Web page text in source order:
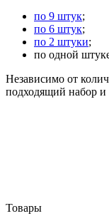
по 9 штук;
по 6 штук;
по 2 штуки;
по одной
Независимо от
подходящий набор и
Товары